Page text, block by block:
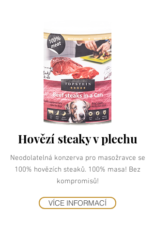
Hovězí steaky v plechu
Neodolatelná konzerva pro masožravce se
100% hovězích steaků. 100% masa! Bez
kompromisů!
VÍCE INFORMACÍ